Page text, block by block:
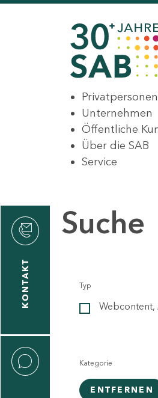
Privatpersonen
Unternehmen
Öffentliche
Über die SAB
Service
KONTAKT
Suche
Typ
Webcontent,
Kategorie
ENTFERNEN